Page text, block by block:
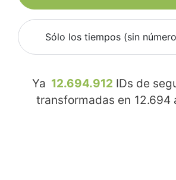
Sólo los tiempos (sin
Ya 12.694.912 IDs de
transformadas en 12.694